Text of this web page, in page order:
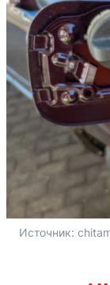
Источник: